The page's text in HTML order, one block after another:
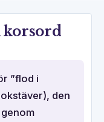
korsord
”flod i
den